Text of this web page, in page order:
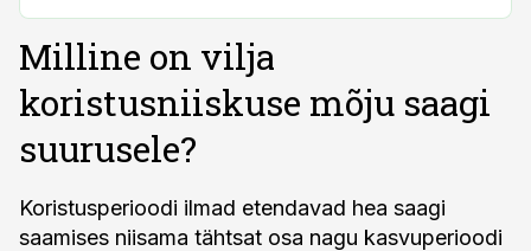
Milline on vilja
koristusniiskuse mõju saagi
suurusele?
Koristusperioodi ilmad etendavad hea saagi
saamises niisama tähtsat osa nagu kasvuperioodi